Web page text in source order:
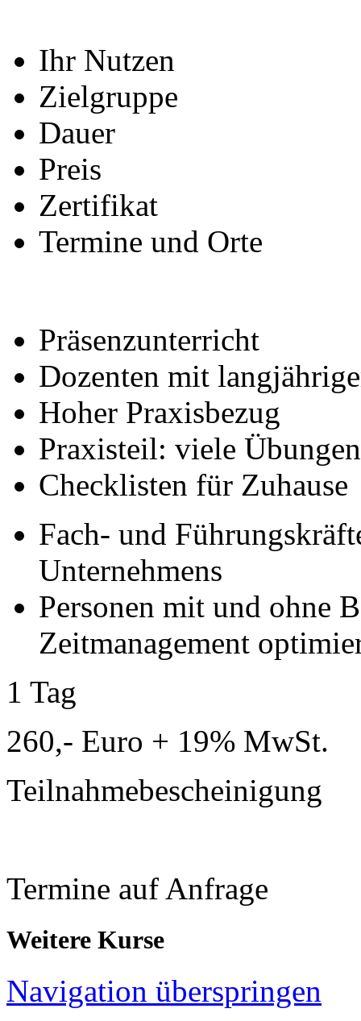
Ihr Nutzen
Zielgruppe
Dauer
Preis
Zertifikat
Termine und Orte
Präsenzunterricht
Dozenten mit
Hoher Praxisbezug
Praxisteil: viele Übungen
Checklisten für Zuhause
Fach- und
Unternehmens
Personen mit und ohne
Zeitmanagement
1 Tag
260,- Euro + 19% MwSt.
Teilnahmebescheinigung
Termine auf Anfrage
Weitere Kurse
Navigation überspringen